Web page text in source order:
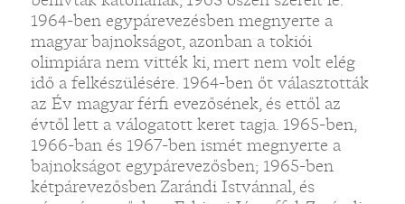
1964-ben egypárevezésben megnyerte a
magyar bajnokságot, azonban a tokiói
olimpiára nem vitték ki, mert nem volt elég
idő a felkészülésére. 1964-ben őt választották
az Év magyar férfi evezősének, és ettől az
évtől lett a válogatott keret tagja. 1965-ben,
1966-ban és 1967-ben ismét megnyerte a
bajnokságot egypárevezősben; 1965-ben
kétpárevezősben Zarándi Istvánnal, és